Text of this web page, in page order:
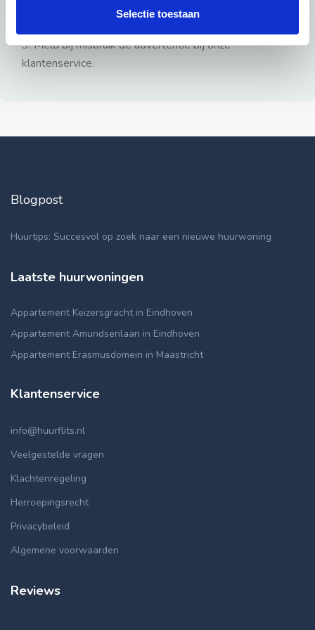
Selectie toestaan
3: Meld bij misbruik de advertentie bij onze
klantenservice.
Blogpost
Huurtips: Succesvol op zoek naar een nieuwe huurwoning
Laatste huurwoningen
Appartement Keizersgracht in Eindhoven
Appartement Amundsenlaan in Eindhoven
Appartement Erasmusdomein in Maastricht
Klantenservice
info@huurflits.nl
Veelgestelde vragen
Klachtenregeling
Herroepingsrecht
Privacybeleid
Algemene voorwaarden
Reviews